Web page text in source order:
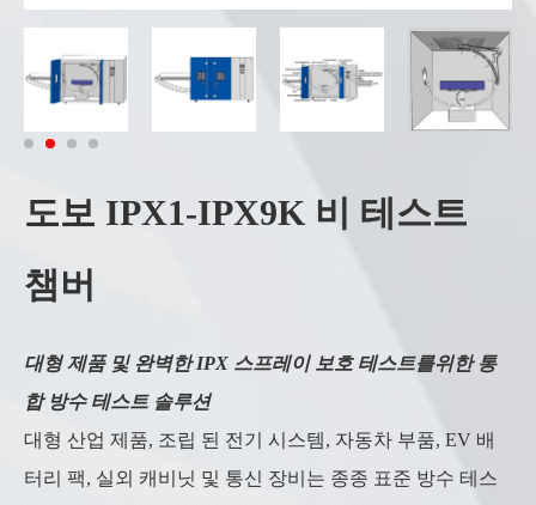
도보 IPX1-IPX9K 비 테스트
챔버
대형 제품 및 완벽한 IPX 스프레이 보호 테스트를위한 통
합 방수 테스트 솔루션
대형 산업 제품, 조립 된 전기 시스템, 자동차 부품, EV 배
터리 팩, 실외 캐비닛 및 통신 장비는 종종 표준 방수 테스